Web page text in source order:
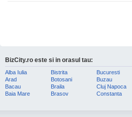
BizCity.ro este si in orasul tau:
Alba Iulia
Arad
Bacau
Baia Mare
Bistrita
Botosani
Braila
Brasov
Bucuresti
Buzau
Cluj Napoca
Constanta